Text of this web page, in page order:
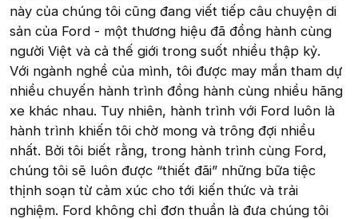
này của chúng tôi cũng đang viết tiếp câu chuyện di
sản của Ford - một thương hiệu đã đồng hành cùng
người Việt và cả thế giới trong suốt nhiều thập kỷ.
Với ngành nghề của mình, tôi được may mắn tham dự
nhiều chuyến hành trình đồng hành cùng nhiều hãng
xe khác nhau. Tuy nhiên, hành trình với Ford luôn là
hành trình khiến tôi chờ mong và trông đợi nhiều
nhất. Bởi tôi biết rằng, trong hành trình cùng Ford,
chúng tôi sẽ luôn được “thiết đãi” những bữa tiệc
thịnh soạn từ cảm xúc cho tới kiến thức và trải
nghiệm. Ford không chỉ đơn thuần là đưa chúng tôi